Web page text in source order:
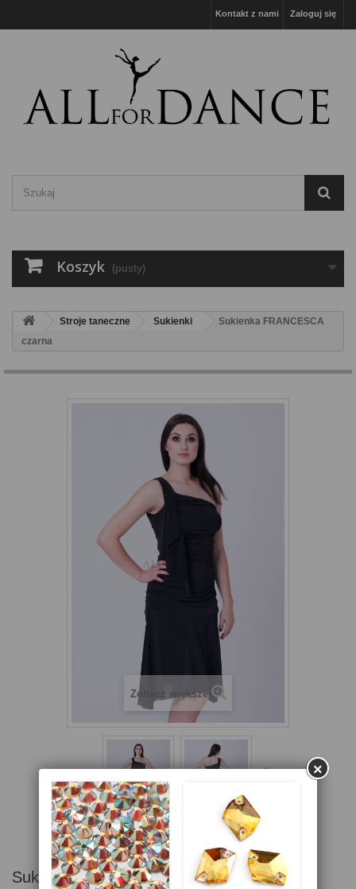
Zaloguj się
Kontakt z nami
Koszyk (pusty)
Stroje taneczne Sukienki
Sukienka FRANCESCA
czarna
Zobacz większe
Sukienka FRANCESCA czarna
×